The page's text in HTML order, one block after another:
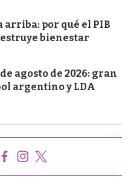
arriba: por qué el PIB
bienestar
agosto de 2026: gran
argentino y LDA